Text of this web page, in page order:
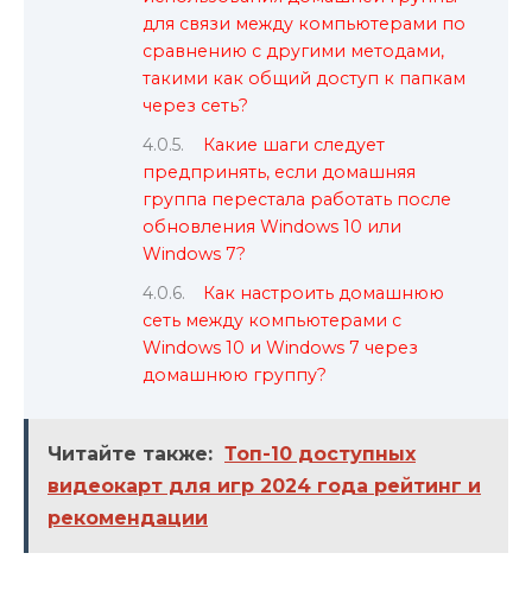
для связи между компьютерами по
сравнению с другими методами,
такими как общий доступ к папкам
через сеть?
Какие шаги следует
предпринять, если домашняя
группа перестала работать после
обновления Windows 10 или
Windows 7?
Как настроить домашнюю
сеть между компьютерами с
Windows 10 и Windows 7 через
домашнюю группу?
Читайте также: Топ-10 доступных
видеокарт для игр 2024 года рейтинг и
рекомендации